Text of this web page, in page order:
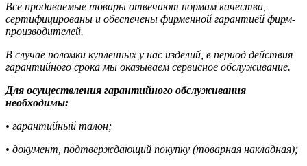
Все продаваемые товары отвечают нормам качества,
сертифицированы и обеспечены фирменной гарантией фирм-
производителей.
В случае поломки купленных у нас изделий, в период действия
гарантийного срока мы оказываем сервисное обслуживание.
Для осуществления гарантийного обслуживания
необходимы:
• гарантийный талон;
• документ, подтверждающий покупку (товарная накладная);